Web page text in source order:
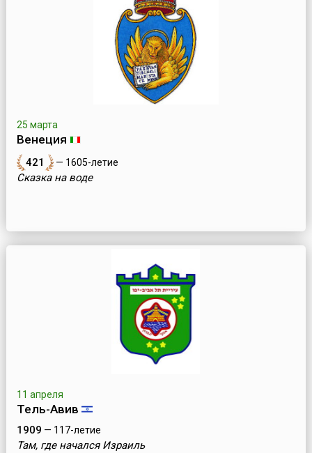
25 марта
Венеция
421 — 1605-летие
Сказка на воде
11 апреля
Тель-Авив
1909 — 117-летие
Там, где начался Израиль